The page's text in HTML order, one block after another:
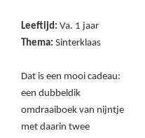
Leeftijd: Va. 1 jaar
Thema: Sinterklaas
Dat is een mooi cadeau:
een dubbeldik
omdraaiboek van nijntje
met daarin twee